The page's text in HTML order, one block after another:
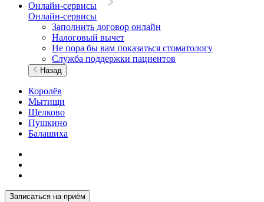
Онлайн-сервисы
Онлайн-сервисы
Заполнить договор онлайн
Налоговый вычет
Не пора бы вам показаться стоматологу
Служба поддержки пациентов
Назад
Королёв
Мытищи
Щелково
Пушкино
Балашиха
Записаться на приём